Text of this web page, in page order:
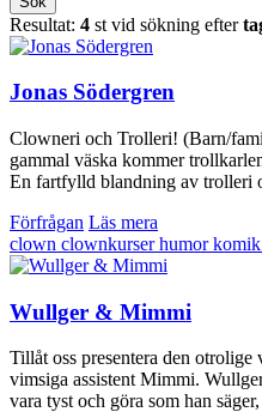
Resultat: 4 st vid sökning efter
Jonas Södergren
Clowneri och Trolleri! (Barn/
gammal väska kommer
En fartfylld blandning av trolleri
Förfrågan Läs mera
clown clownkurserhumorkomik
Wullger & Mimmi
Tillåt oss presentera den
vimsiga assistent Mimmi.
vara tyst och göra som han